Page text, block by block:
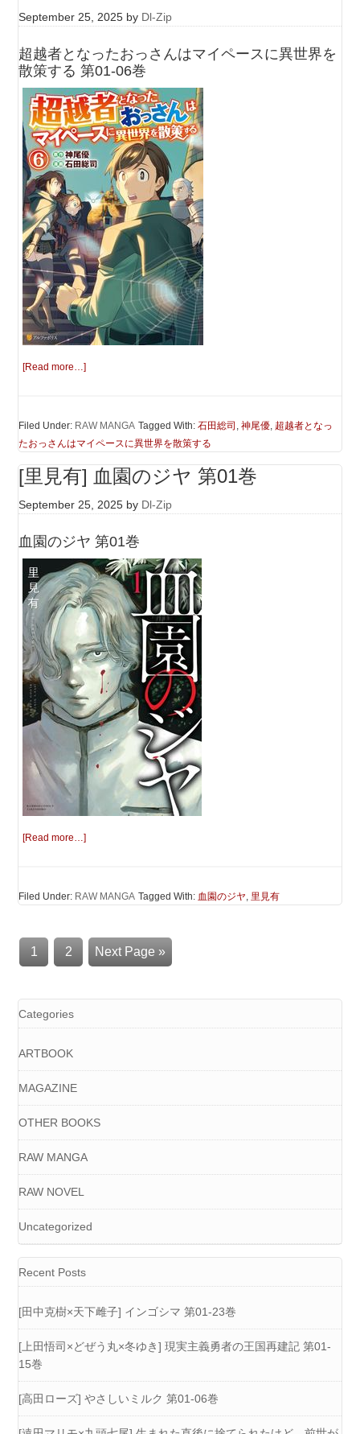
September 25, 2025 by Dl-Zip
超越者となったおっさんはマイペースに異世界を
散策する 第01-06巻
[Read more…]
Filed Under: RAW MANGA Tagged With:石田総司 ,神尾優, 超越者となっ
たおっさんはマイペースに異世界を散策する
[里見有] 血園のジヤ 第01巻
September 25, 2025 by Dl-Zip
血園のジヤ 第01巻
[Read more…]
Filed Under: RAW MANGA Tagged With: 血園のジヤ, 里見有
1 2 Next Page »
Categories
ARTBOOK
MAGAZINE
OTHER BOOKS
RAW MANGA
RAW NOVEL
Uncategorized
Recent Posts
[田中克樹×天下雌子] インゴシマ 第01-23巻
[上田悟司×どぜう丸×冬ゆき] 現実主義勇者の王国再建記 第01-
15巻
[高田ローズ] やさしいミルク 第01-06巻